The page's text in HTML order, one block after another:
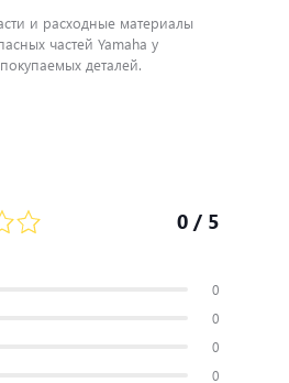
и расходные материалы
частей Yamaha у
деталей.
0 / 5
0
0
0
0